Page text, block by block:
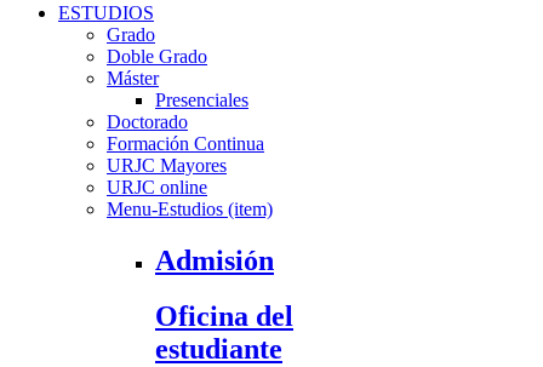
ESTUDIOS
Grado
Doble Grado
Máster
Presenciales
Doctorado
Formación Continua
URJC Mayores
URJC online
Menu-Estudios (item)
Admisión
Oficina del
estudiante